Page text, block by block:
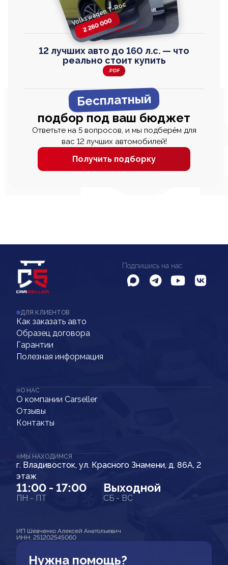
Volkswagen T-Roc
2 260 000
Toyota Harrier
2 820 000
Honda Step Wagon
2 820 000
Volkswagen
TAYRON
2 670 000
12 лучших авто до 160 л.с. — что
реально стоит купить
.PDF
Бесплатный
подбор под ваш бюджет
Ответьте на 5 вопросов, и мы подберём для
вас 12 лучших автомобилей!
Получить подборку
Подпишись на нас
ДЛЯ КЛИЕНТОВ
Как заказать авто
Образец договора
Гарантии
Полезная информация
О НАС
О компании Carseller
Отзывы
Контакты
МЫ НАХОДИМСЯ
г. Владивосток, ул. Красного Знамени, д. 86А, 2
этаж
11:00 - 17:00
ПН - ПТ
Выходной
СБ - ВС
ИП Шевченко Алексей Анатольевич
ИНН: 251202545060
Нужна помощь?